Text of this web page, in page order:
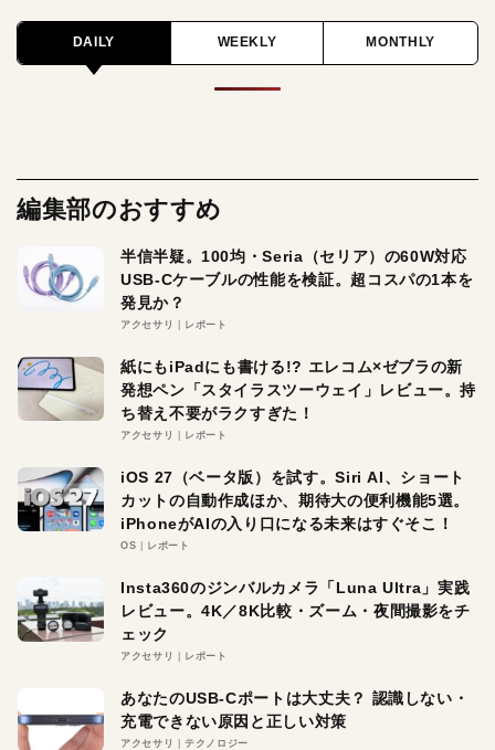
DAILY WEEKLY MONTHLY
編集部のおすすめ
半信半疑。100均・Seria（セリア）の60W対応
USB-Cケーブルの性能を検証。超コスパの1本を
発見か？
アクセサリ レポート
紙にもiPadにも書ける!? エレコム×ゼブラの新
発想ペン「スタイラスツーウェイ」レビュー。持
ち替え不要がラクすぎた！
アクセサリ レポート
iOS 27（ベータ版）を試す。Siri AI、ショート
カットの自動作成ほか、期待大の便利機能5選。
iPhoneがAIの入り口になる未来はすぐそこ！
OS レポート
Insta360のジンバルカメラ「Luna Ultra」実践
レビュー。4K／8K比較・ズーム・夜間撮影をチ
ェック
アクセサリ レポート
あなたのUSB-Cポートは大丈夫？ 認識しない・
充電できない原因と正しい対策
アクセサリ テクノロジー